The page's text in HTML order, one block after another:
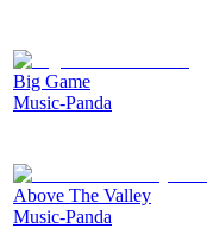
Big Game
Music-Panda
Above The Valley
Music-Panda